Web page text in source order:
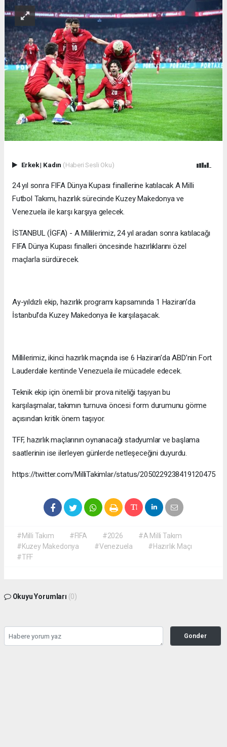
Erkek| Kadın (Haberi Sesli Oku)
24 yıl sonra FIFA Dünya Kupası finallerine katılacak A Milli
Futbol Takımı, hazırlık sürecinde Kuzey Makedonya ve
Venezuela ile karşı karşıya gelecek.
İSTANBUL (İGFA) - A Millilerimiz, 24 yıl aradan sonra katılacağı
FIFA Dünya Kupası finalleri öncesinde hazırlıklarını özel
maçlarla sürdürecek.
Ay-yıldızlı ekip, hazırlık programı kapsamında 1 Haziran’da
İstanbul’da Kuzey Makedonya ile karşılaşacak.
Millilerimiz, ikinci hazırlık maçında ise 6 Haziran’da ABD’nin Fort
Lauderdale kentinde Venezuela ile mücadele edecek.
Teknik ekip için önemli bir prova niteliği taşıyan bu
karşılaşmalar, takımın turnuva öncesi form durumunu görme
açısından kritik önem taşıyor.
TFF, hazırlık maçlarının oynanacağı stadyumlar ve başlama
saatlerinin ise ilerleyen günlerde netleşeceğini duyurdu.
https://twitter.com/MilliTakimlar/status/2050229238419120475
#Milli Takım #FIFA #2026
#A Milli Takım
#Kuzey Makedonya
#Venezuela
#Hazırlık Maçı
#TFF
Okuyu Yorumları (0)
Gonder